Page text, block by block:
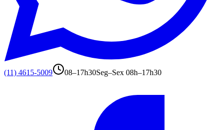
(11) 4615-5009 08–17h30Seg–Sex 08h–17h30